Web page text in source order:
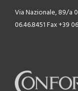
Via Nazionale, 89/a
06.46.8451Fax +39